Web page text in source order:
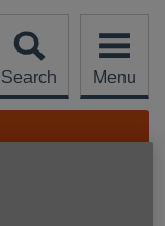
Search Menu